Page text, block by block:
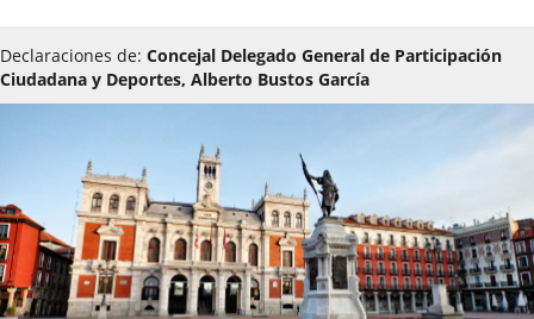
Declaraciones de: Concejal Delegado General de Participación
Ciudadana y Deportes, Alberto Bustos García